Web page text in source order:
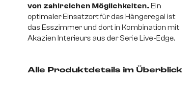
von zahlreichen Möglichkeiten. Ein
optimaler Einsatzort für das Hängeregal ist
das Esszimmer und dort in Kombination mit
Akazien Interieurs aus der Serie Live-Edge.
Alle Produktdetails im Überblick